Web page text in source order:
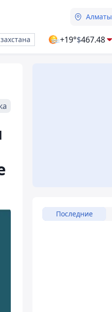
Алматы
+19°$467.48
Последние